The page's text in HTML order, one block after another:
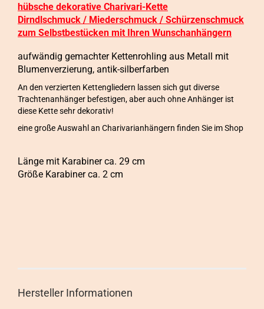
hübsche dekorative Charivari-Kette
Dirndlschmuck / Miederschmuck / Schürzenschmuck
zum Selbstbestücken mit Ihren Wunschanhängern
aufwändig gemachter Kettenrohling aus Metall mit
Blumenverzierung, antik-silberfarben
An den verzierten Kettengliedern lassen sich gut diverse
Trachtenanhänger befestigen, aber auch ohne Anhänger ist
diese Kette sehr dekorativ!
eine große Auswahl an Charivarianhängern finden Sie im Shop
Länge mit Karabiner ca. 29 cm
Größe Karabiner ca. 2 cm
Hersteller Informationen